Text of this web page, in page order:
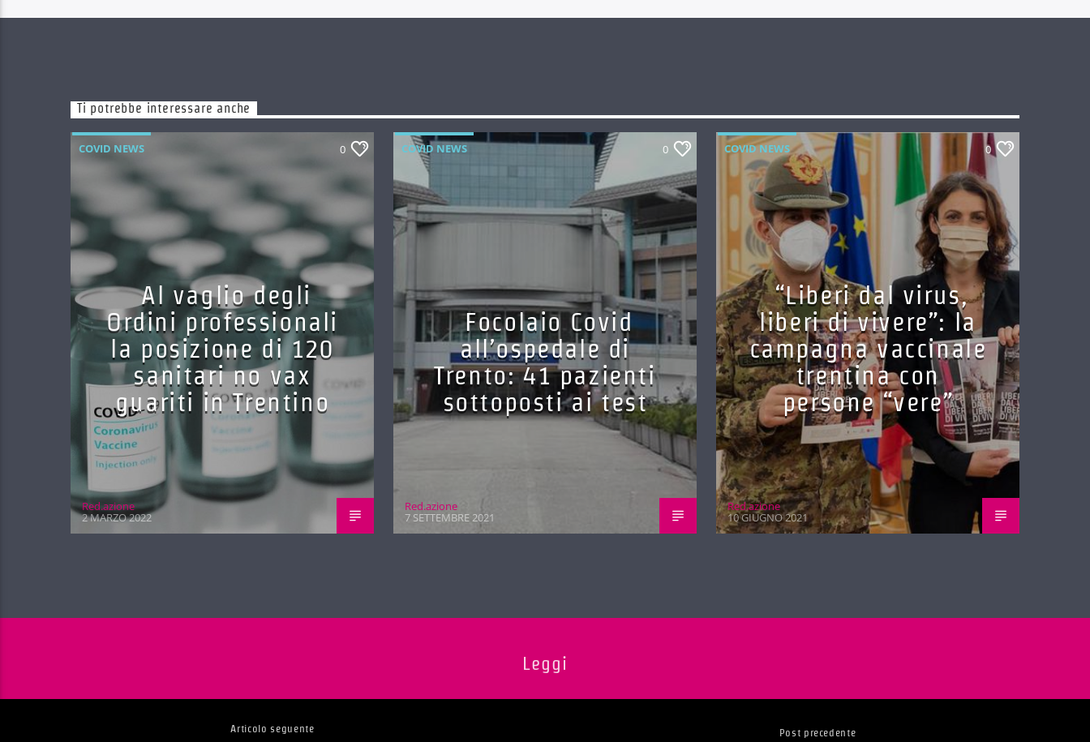
Ti potrebbe interessare anche
COVID NEWS 0
Al vaglio degli
Ordini professionali
la posizione di 120
sanitari no vax
guariti in Trentino
Red.azione
2 MARZO 2022
COVID NEWS 0
Focolaio Covid
all’ospedale di
Trento: 41 pazienti
sottoposti ai test
Red.azione
7 SETTEMBRE 2021
COVID NEWS 0
“Liberi dal virus,
liberi di vivere”: la
campagna vaccinale
trentina con
persone “vere”
Red.azione
10 GIUGNO 2021
Leggi
Articolo seguente Post precedente